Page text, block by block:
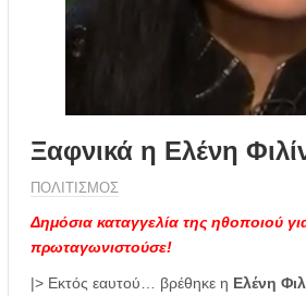
Ξαφνικά η Ελένη
ΠΟΛΙΤΙΣΜΟΣ
Δημόσια καταγγελία της ηθοποιού
πρωταγωνιστούσε!
|> Εκτός εαυτού… βρέθηκε η Ελένη